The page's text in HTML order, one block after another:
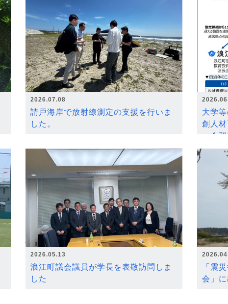
2026.07.08
請戸海岸で放射線測定の支援を行いま
した。
大学
創人
～令
2026.05.13
浪江町議会議員が学長を表敬訪問しま
した
「震
会」